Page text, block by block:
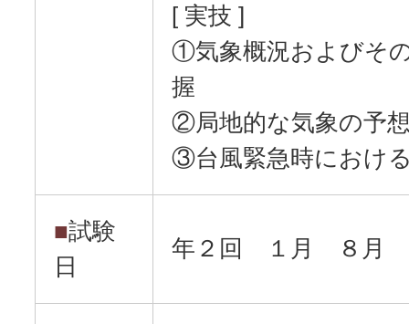
[ 実技 ]
①気象概況およびそ
握
②局地的な気象の予
③台風緊急時におけ
■試験
日
年２回 １月 ８月